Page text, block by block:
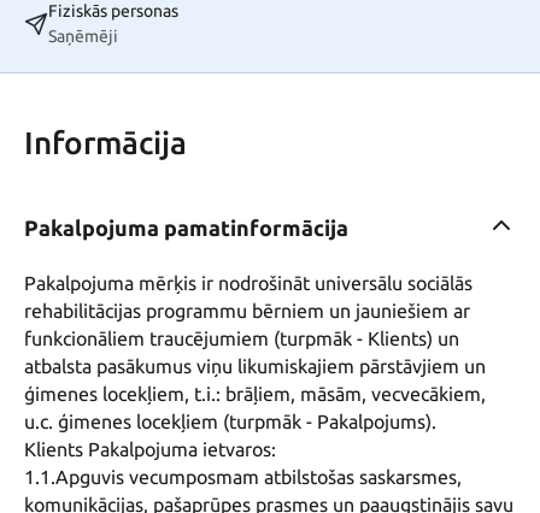
Fiziskās personas
Saņēmēji
Informācija
Pakalpojuma pamatinformācija
Pakalpojuma mērķis ir nodrošināt universālu sociālās
rehabilitācijas programmu bērniem un jauniešiem ar
funkcionāliem traucējumiem (turpmāk - Klients) un
atbalsta pasākumus viņu likumiskajiem pārstāvjiem un
ģimenes locekļiem, t.i.: brāļiem, māsām, vecvecākiem,
u.c. ģimenes locekļiem (turpmāk - Pakalpojums).
Klients Pakalpojuma ietvaros:
1.1.Apguvis vecumposmam atbilstošas saskarsmes,
komunikācijas, pašaprūpes prasmes un paaugstinājis savu